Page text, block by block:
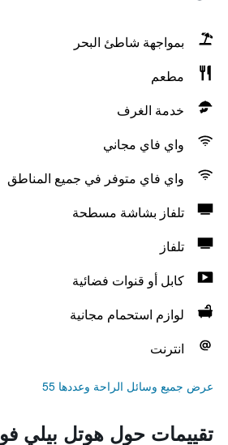
بمواجهة شاطئ البحر
مطعم
خدمة الغرف
واي فاي مجاني
واي فاي متوفر في جميع المناطق
تلفاز بشاشة مسطحة
تلفاز
كابل أو قنوات فضائية
لوازم استحمام مجانية
انترنت
عرض جميع وسائل الراحة وعددها 55
تقييمات حول هوتل بيلي فو